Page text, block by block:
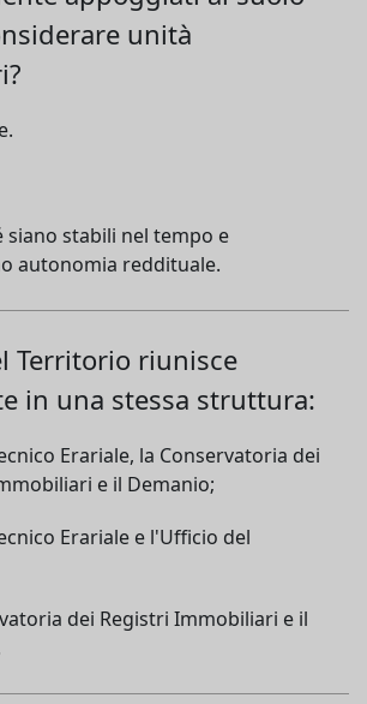
unità
siano stabili nel tempo e
autonomia reddituale.
Territorio riunisce
in una stessa struttura:
Erariale, la Conservatoria dei
e il Demanio;
Erariale e l'Ufficio del
dei Registri Immobiliari e il